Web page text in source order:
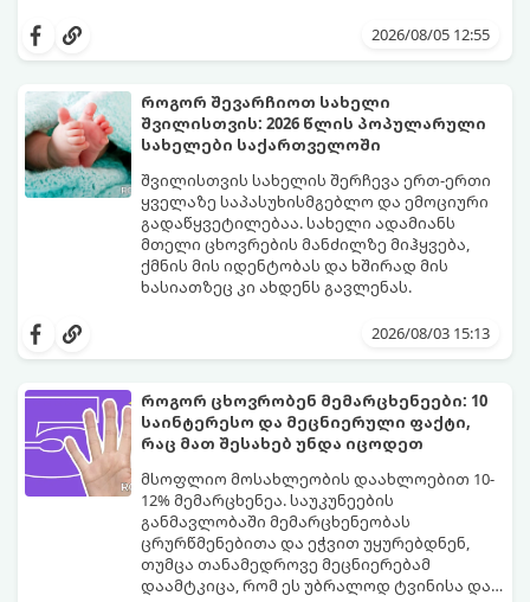
3 თვეში მნიშვნელოვან პროგრესს
2026/08/05 12:55
როგორ შევარჩიოთ სახელი
შვილისთვის: 2026 წლის პოპულარული
სახელები საქართველოში
შვილისთვის სახელის შერჩევა ერთ-ერთი
ყველაზე საპასუხისმგებლო და ემოციური
გადაწყვეტილებაა. სახელი ადამიანს
მთელი ცხოვრების მანძილზე მიჰყვება,
ქმნის მის იდენტობას და ხშირად მის
ხასიათზეც კი ახდენს გავლენას.
საგრძნობლად შეიცვალა: ტრადიციულ და
ჟღერად და თანამედროვე სახელებს.
2026/08/03 15:13
როგორ ცხოვრობენ მემარცხენეები: 10
საინტერესო და მეცნიერული ფაქტი,
რაც მათ შესახებ უნდა იცოდეთ
მსოფლიო მოსახლეობის დაახლოებით 10-
12% მემარცხენეა. საუკუნეების
განმავლობაში მემარცხენეობას
ცრურწმენებითა და ეჭვით უყურებდნენ,
თუმცა თანამედროვე მეცნიერებამ
დაამტკიცა, რომ ეს უბრალოდ ტვინისა და